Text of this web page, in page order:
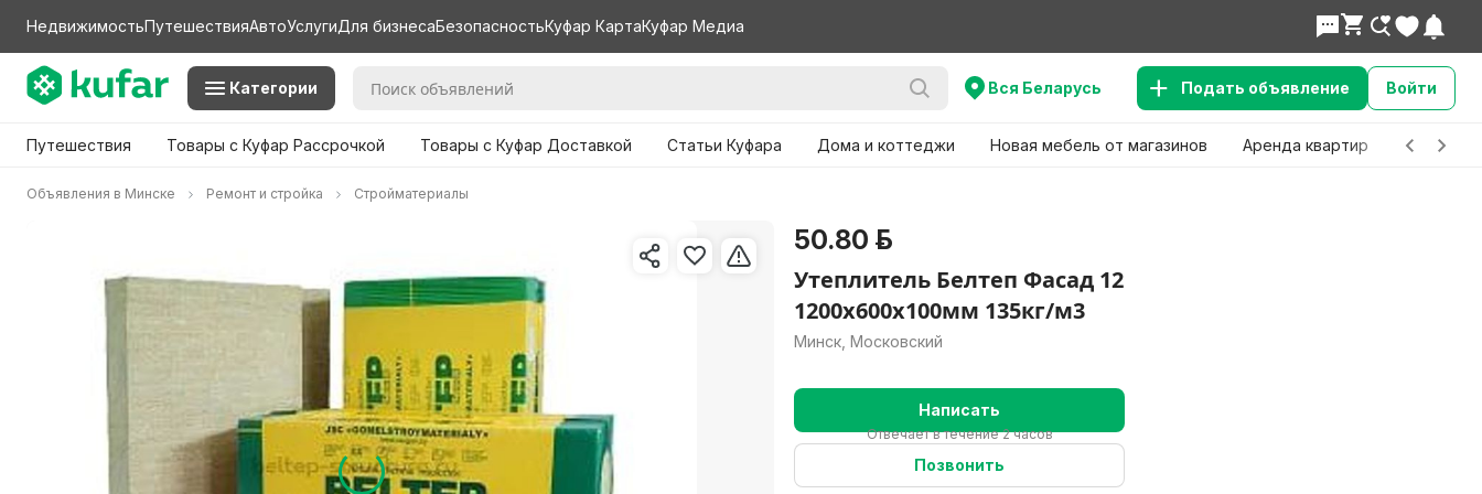
НедвижимостьПутешествияАвтоУслугиДля бизнесаБезопасностьКуфар КартаКуфар Медиа
Категории Вся Беларусь Подать объявление Войти
Путешествия Товары с Куфар Рассрочкой Товары с Куфар Доставкой Статьи Куфара Дома и коттеджи Новая мебель от магазинов Аренда квартир Детские
Объявления в Минске Ремонт и стройка Стройматериалы
50.80 р.
Утеплитель Белтеп Фасад 12
1200х600х100мм 135кг/м3
Минск, Московский
Написать
Отвечает в течение 2 часов
Позвонить